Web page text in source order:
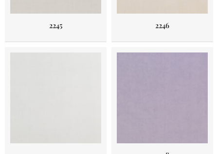
2245 2246